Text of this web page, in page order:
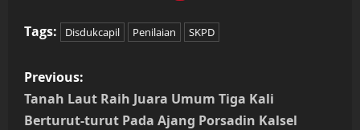
Tags: Disdukcapil Penilaian SKPD
P
o
Previous:
Tanah Laut Raih Juara Umum Tiga Kali
Berturut-turut Pada Ajang Porsadin Kalsel